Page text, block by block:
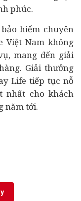
phúc.
hiểm chuyên
Việt Nam không
mang đến giải
Giải thưởng
Life tiếp tục nỗ
nhất cho khách
năm tới.